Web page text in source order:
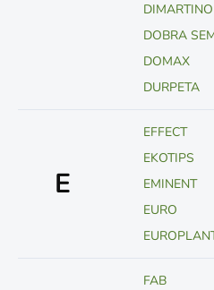
DIMARTINO
DOBRA
DOMAX
DURPETA
E
EFFECT
EKOTIPS
EMINENT
EURO
FAB